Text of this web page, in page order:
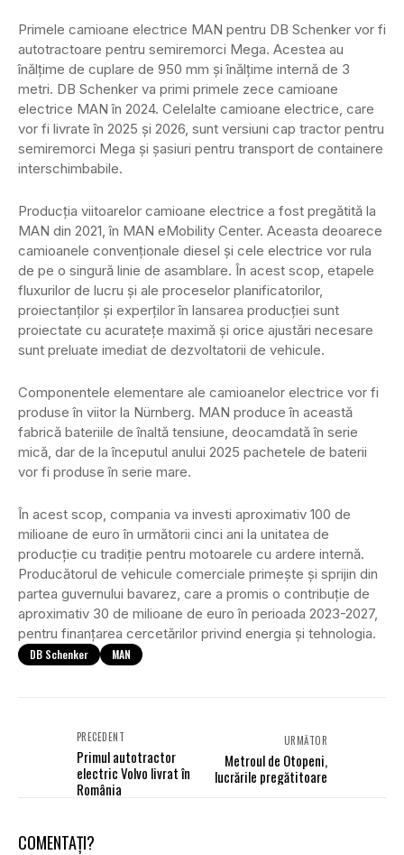
Primele camioane electrice MAN pentru DB Schenker vor fi
autotractoare pentru semiremorci Mega. Acestea au
înălțime de cuplare de 950 mm și înălțime internă de 3
metri. DB Schenker va primi primele zece camioane
electrice MAN în 2024. Celelalte camioane electrice, care
vor fi livrate în 2025 și 2026, sunt versiuni cap tractor pentru
semiremorci Mega și șasiuri pentru transport de containere
interschimbabile.
Producția viitoarelor camioane electrice a fost pregătită la
MAN din 2021, în MAN eMobility Center. Aceasta deoarece
camioanele convenționale diesel și cele electrice vor rula
de pe o singură linie de asamblare. În acest scop, etapele
fluxurilor de lucru și ale proceselor planificatorilor,
proiectanților și experților în lansarea producției sunt
proiectate cu acuratețe maximă și orice ajustări necesare
sunt preluate imediat de dezvoltatorii de vehicule.
Componentele elementare ale camioanelor electrice vor fi
produse în viitor la Nürnberg. MAN produce în această
fabrică bateriile de înaltă tensiune, deocamdată în serie
mică, dar de la începutul anului 2025 pachetele de baterii
vor fi produse în serie mare.
În acest scop, compania va investi aproximativ 100 de
milioane de euro în următorii cinci ani la unitatea de
producție cu tradiție pentru motoarele cu ardere internă.
Producătorul de vehicule comerciale primește și sprijin din
partea guvernului bavarez, care a promis o contribuție de
aproximativ 30 de milioane de euro în perioada 2023-2027,
pentru finanțarea cercetărilor privind energia și tehnologia.
DB Schenker MAN
PRECEDENT
Primul autotractor
electric Volvo livrat în
România
URMĂTOR
Metroul de Otopeni,
lucrările pregătitoare
COMENTAȚI?